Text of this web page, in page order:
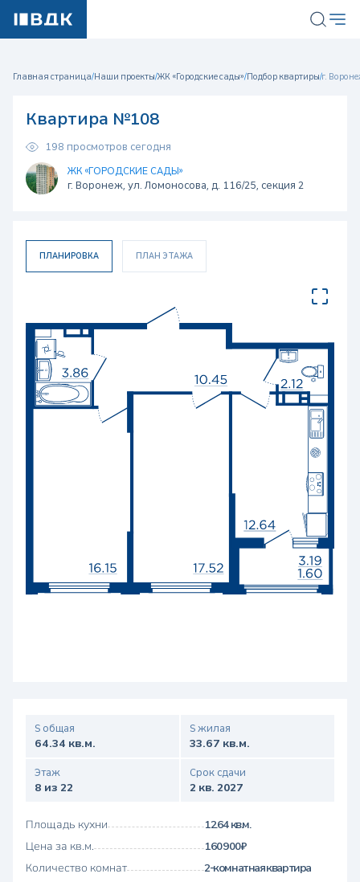
Главная страница/Наши проекты/ЖК «Городские сады»/Подбор квартиры/г.
Квартира №108
198 просмотров сегодня
ЖК «ГОРОДСКИЕ САДЫ»
г. Воронеж, ул. Ломоносова, д. 116/25, секция 2
ПЛАНИРОВКА ПЛАН ЭТАЖА
S общая
64.34 кв.м.
S жилая
33.67 кв.м.
Этаж
8 из 22
Срок сдачи
2 кв. 2027
Площадь кухни
12.64 кв.м.
Цена за кв.м.
160 900 ₽
Количество комнат
2-комнатная квартира